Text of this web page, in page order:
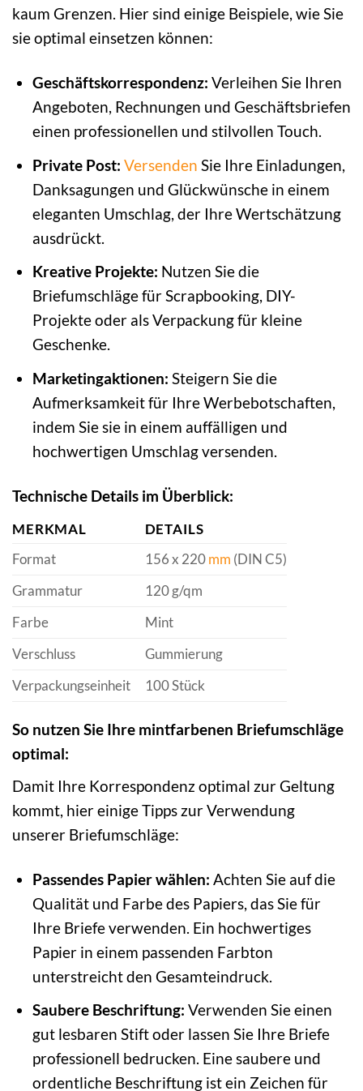
kaum Grenzen. Hier sind einige Beispiele, wie Sie
sie optimal einsetzen können:
Geschäftskorrespondenz: Verleihen Sie Ihren
Angeboten, Rechnungen und Geschäftsbriefen
einen professionellen und stilvollen Touch.
Private Post: Versenden Sie Ihre Einladungen,
Danksagungen und Glückwünsche in einem
eleganten Umschlag, der Ihre Wertschätzung
ausdrückt.
Kreative Projekte: Nutzen Sie die
Briefumschläge für Scrapbooking, DIY-
Projekte oder als Verpackung für kleine
Geschenke.
Marketingaktionen: Steigern Sie die
Aufmerksamkeit für Ihre Werbebotschaften,
indem Sie sie in einem auffälligen und
hochwertigen Umschlag versenden.
Technische Details im Überblick:
MERKMAL
DETAILS
Format
156 x 220mm (DIN C5)
Grammatur
120 g/qm
Farbe
Mint
Verschluss
Gummierung
Verpackungseinheit
100 Stück
So nutzen Sie Ihre mintfarbenen Briefumschläge
optimal:
Damit Ihre Korrespondenz optimal zur Geltung
kommt, hier einige Tipps zur Verwendung
unserer Briefumschläge:
Passendes Papier wählen: Achten Sie auf die
Qualität und Farbe des Papiers, das Sie für
Ihre Briefe verwenden. Ein hochwertiges
Papier in einem passenden Farbton
unterstreicht den Gesamteindruck.
Saubere Beschriftung: Verwenden Sie einen
gut lesbaren Stift oder lassen Sie Ihre Briefe
professionell bedrucken. Eine saubere und
ordentliche Beschriftung ist ein Zeichen für